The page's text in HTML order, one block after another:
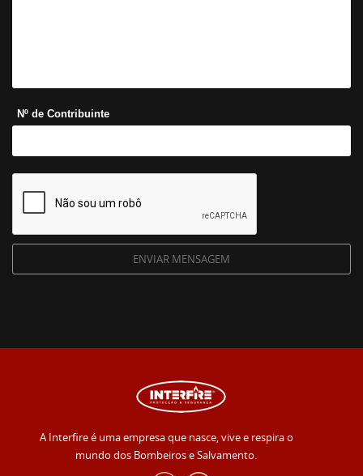
Nº de Contribuinte
A Interfire é uma empresa que nasce, vive e respira o
mundo dos Bombeiros e Salvamento.